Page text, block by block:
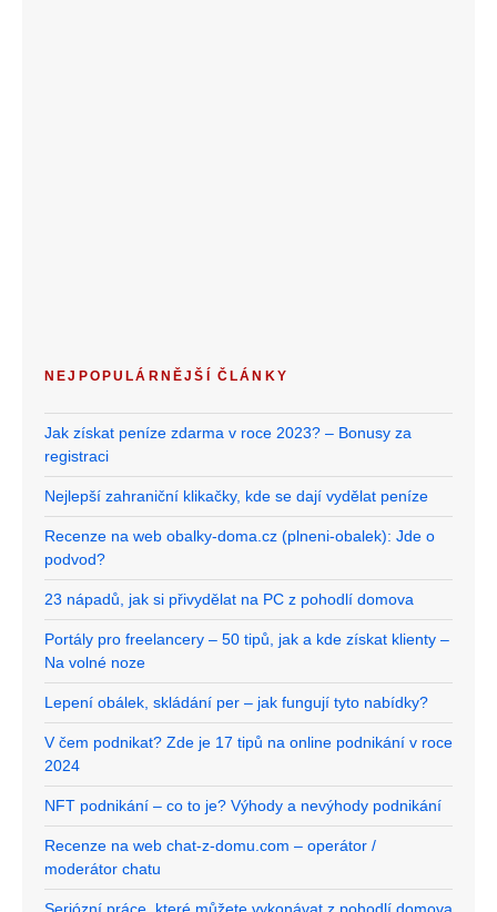
NEJPOPULÁRNĚJŠÍ ČLÁNKY
Jak získat peníze zdarma v roce 2023? – Bonusy za
registraci
Nejlepší zahraniční klikačky, kde se dají vydělat peníze
Recenze na web obalky-doma.cz (plneni-obalek): Jde o
podvod?
23 nápadů, jak si přivydělat na PC z pohodlí domova
Portály pro freelancery – 50 tipů, jak a kde získat klienty –
Na volné noze
Lepení obálek, skládání per – jak fungují tyto nabídky?
V čem podnikat? Zde je 17 tipů na online podnikání v roce
2024
NFT podnikání – co to je? Výhody a nevýhody podnikání
Recenze na web chat-z-domu.com – operátor /
moderátor chatu
Seriózní práce, které můžete vykonávat z pohodlí domova